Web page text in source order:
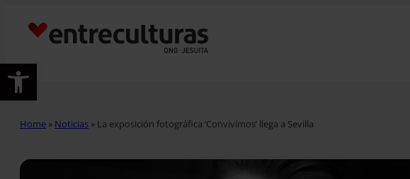
Abrir barra de herramientas
Home » Noticias » La exposición fotográfica ‘Convivimos’ llega a Sevilla